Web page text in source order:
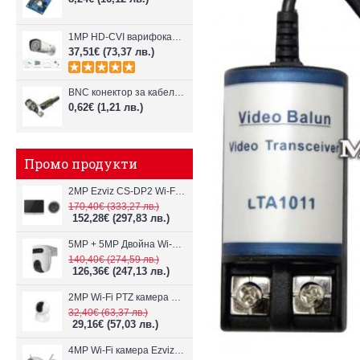
1MP HD-CVI варифокална 2.7-12mm камера Dahua, IR 30m HAC-HFW1100R-VF
37,51€ (73,37 лв.)
BNC конектор за кабел RG59
0,62€ (1,21 лв.)
Промо продукти
2MP Ezviz CS-DP2 Wi-Fi видеодомофон
170,40€(333,27 лв.)
152,28€ (297,83 лв.)
5MP + 5MP Двойна Wi-Fi IP камера с два обектива Ezviz CS-H9c
140,40€(274,59 лв.)
126,36€ (247,13 лв.)
2MP Wi-Fi PTZ камерa с микрофон и говорител Ezviz CS-TY1
32,40€(63,37 лв.)
29,16€ (57,03 лв.)
4MP Wi-Fi камерa Ezviz CS-H3c с микрофон и говорител